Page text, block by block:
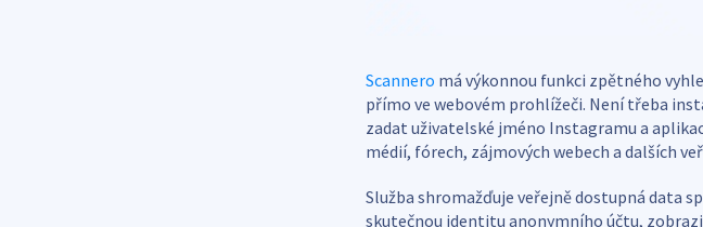
Scannero má výkonnou funkci zpětného
přímo ve webovém prohlížeči. Není třeba
zadat uživatelské jméno Instagramu a
médií, fórech, zájmových webech a dalších
Služba shromažďuje veřejně dostupná data
skutečnou identitu anonymního účtu,